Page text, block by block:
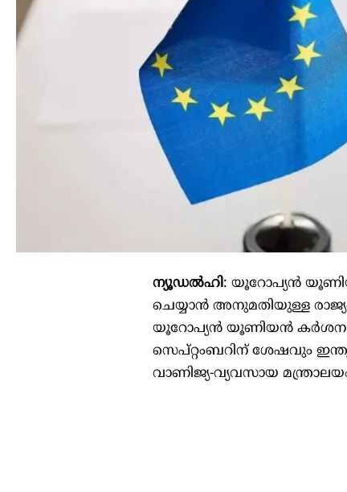
ന്യൂഡൽഹി: യൂറോപ്യന്‍
ചെയ്യാന്‍ അനുമതിയുള്ള
യൂറോപ്യന്‍ യൂണിയന്‍ കര്‍ശന
സെപ്റ്റംബറിന് ശേഷവും
വാണിജ്യ-വ്യവസായ